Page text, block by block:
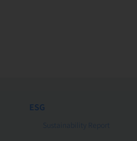
ESG
Sustainability Report